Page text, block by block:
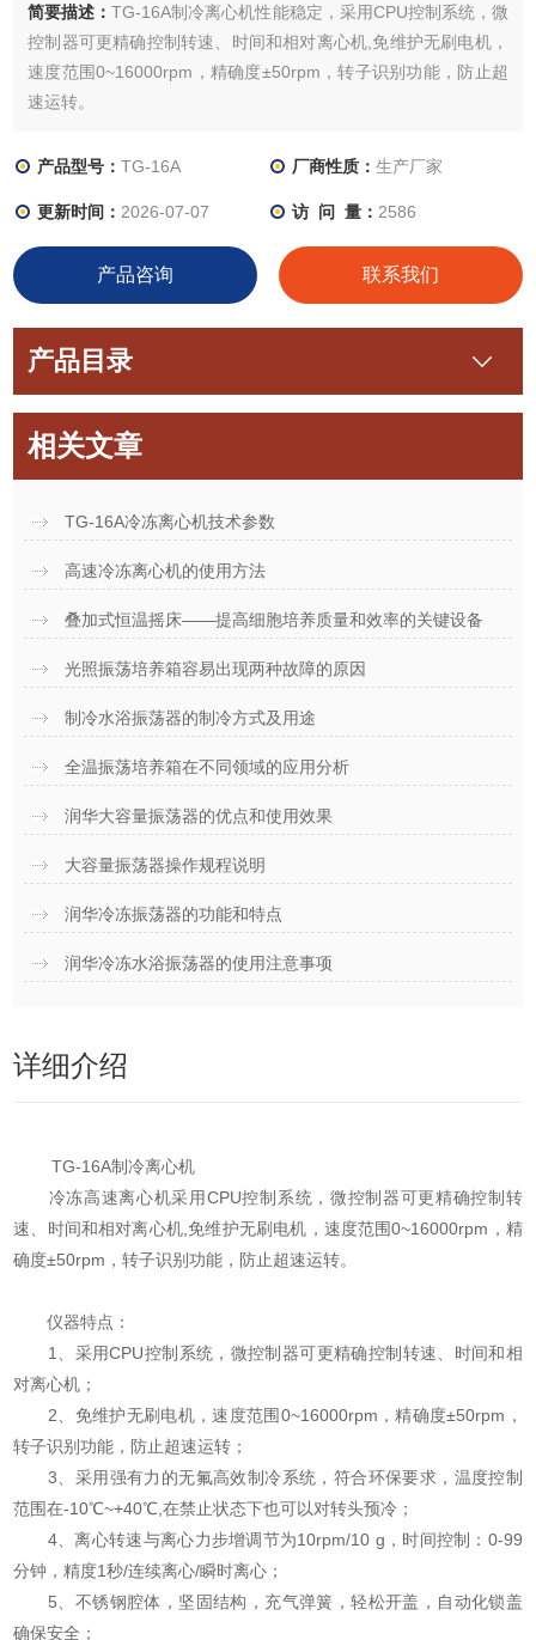
简要描述：TG-16A制冷离心机性能稳定，采用CPU控制系统，微
控制器可更精确控制转速、时间和相对离心机,免维护无刷电机，
速度范围0~16000rpm，精确度±50rpm，转子识别功能，防止超
速运转。
产品型号：TG-16A 厂商性质： 生产厂家
更新时间： 2026-07-07 访 问 量： 2586
产品咨询 联系我们
产品目录
相关文章
TG-16A冷冻离心机技术参数
高速冷冻离心机的使用方法
叠加式恒温摇床——提高细胞培养质量和效率的关键设备
光照振荡培养箱容易出现两种故障的原因
制冷水浴振荡器的制冷方式及用途
全温振荡培养箱在不同领域的应用分析
润华大容量振荡器的优点和使用效果
大容量振荡器操作规程说明
润华冷冻振荡器的功能和特点
润华冷冻水浴振荡器的使用注意事项
详细介绍
TG-16A制冷离心机
冷冻高速离心机采用CPU控制系统，微控制器可更精确控制转
速、时间和相对离心机,免维护无刷电机，速度范围0~16000rpm，精
确度±50rpm，转子识别功能，防止超速运转。
仪器特点：
1、采用CPU控制系统，微控制器可更精确控制转速、时间和相
对离心机；
2、免维护无刷电机，速度范围0~16000rpm，精确度±50rpm，
转子识别功能，防止超速运转；
3、采用强有力的无氟高效制冷系统，符合环保要求，温度控制
范围在-10℃~+40℃,在禁止状态下也可以对转头预冷；
4、离心转速与离心力步增调节为10rpm/10 g，时间控制：0-99
分钟，精度1秒/连续离心/瞬时离心；
5、不锈钢腔体，坚固结构，充气弹簧，轻松开盖，自动化锁盖
确保安全；